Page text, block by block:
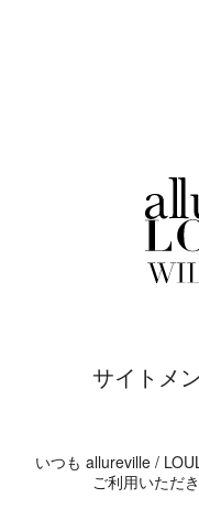
サイトメ
いつも allureville /
ご利用いただ